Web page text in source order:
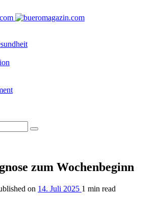
zum Wochenbeginn
on 14. Juli 2025 1 min read